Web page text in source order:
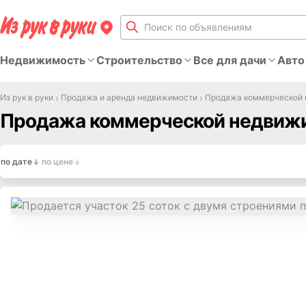
Недвижимость Строительство Все для дачи
Из рук в руки Продажа и аренда недвижимости Продажа коммерческой
Продажа коммерческой
по дате по цене